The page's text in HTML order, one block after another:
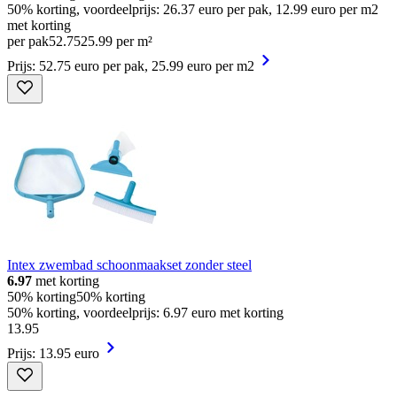
50% korting, voordeelprijs: 26.37 euro per pak, 12.99 euro per m2
met korting
per pak52.7525.99 per m²
Prijs: 52.75 euro per pak, 25.99 euro per m2
Intex zwembad schoonmaakset zonder steel
6.97 met korting
50% korting50% korting
50% korting, voordeelprijs: 6.97 euro met korting
13.95
Prijs: 13.95 euro